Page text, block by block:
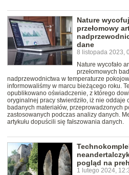
Nature
przełomowy
dane
8 listopada 2023,
Nature wycofało
przełomowych
nadprzewodnictwa w temperaturze
informowaliśmy w marcu bieżącego roku.
opublikowano oświadczenie, z którego
oryginalnej pracy stwierdziło, iż nie oddaje
badanych materiałów, przeprowadzonych
zastosowanych podczas analizy danych.
artykułu dopuścili się fałszowania danych.
pogląd na
1 lutego 2024,